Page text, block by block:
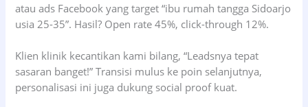
atau ads Facebook yang target “ibu rumah tangga Sidoarjo
usia 25-35”. Hasil? Open rate 45%, click-through 12%.
Klien klinik kecantikan kami bilang, “Leadsnya tepat
sasaran banget!” Transisi mulus ke poin selanjutnya,
personalisasi ini juga dukung social proof kuat.